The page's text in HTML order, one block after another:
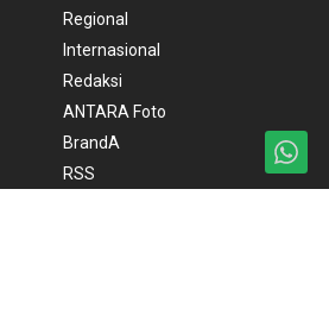
Regional
Internasional
Redaksi
ANTARA Foto
BrandA
RSS